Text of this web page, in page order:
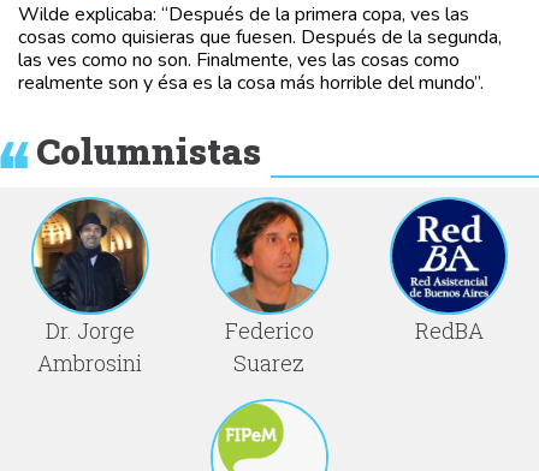
Wilde explicaba: “Después de la primera copa, ves las
cosas como quisieras que fuesen. Después de la segunda,
las ves como no son. Finalmente, ves las cosas como
realmente son y ésa es la cosa más horrible del mundo”.
Columnistas
Dr. Jorge
Ambrosini
Federico
Suarez
RedBA